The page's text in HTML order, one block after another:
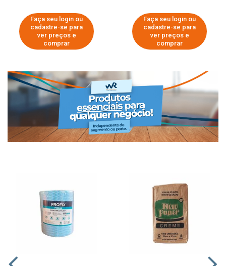
Faça seu login ou
cadastre-se para
ver preços e
comprar
Faça seu login ou
cadastre-se para
ver preços e
comprar